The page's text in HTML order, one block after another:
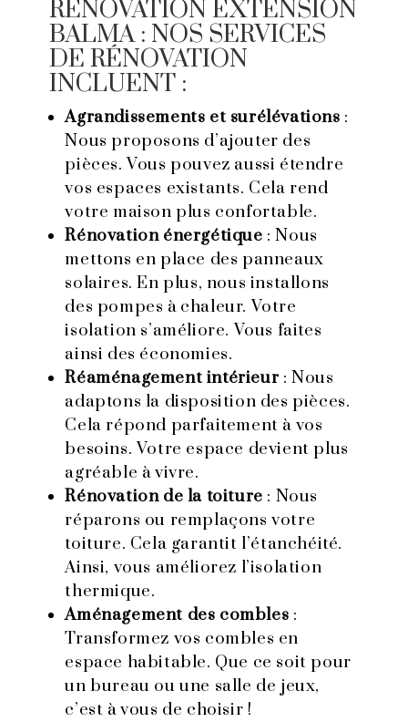
RENOVATION EXTENSION
BALMA : NOS SERVICES
DE RÉNOVATION
INCLUENT :
Agrandissements et surélévations :
Nous proposons d’ajouter des
pièces. Vous pouvez aussi étendre
vos espaces existants. Cela rend
votre maison plus confortable.
Rénovation énergétique : Nous
mettons en place des panneaux
solaires. En plus, nous installons
des pompes à chaleur. Votre
isolation s’améliore. Vous faites
ainsi des économies.
Réaménagement intérieur: Nous
adaptons la disposition des pièces.
Cela répond parfaitement à vos
besoins. Votre espace devient plus
agréable à vivre.
Rénovation de la toiture : Nous
réparons ou remplaçons votre
toiture. Cela garantit l’étanchéité.
Ainsi, vous améliorez l’isolation
thermique.
Aménagement des combles :
Transformez vos combles en
espace habitable. Que ce soit pour
un bureau ou une salle de jeux,
c’est à vous de choisir !